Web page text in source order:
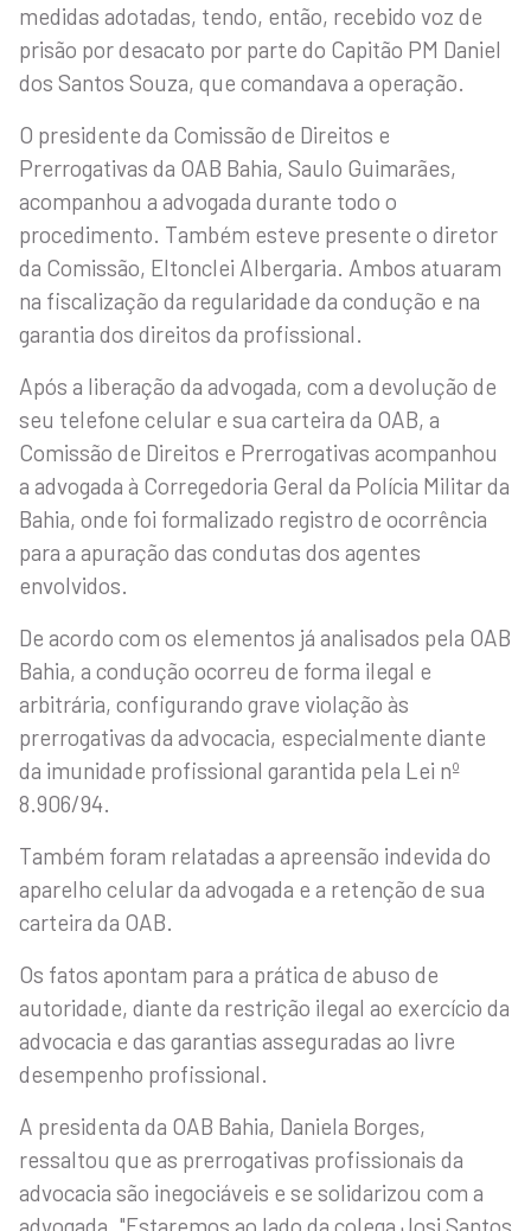
medidas adotadas, tendo, então, recebido voz de
prisão por desacato por parte do Capitão PM Daniel
dos Santos Souza, que comandava a operação.
O presidente da Comissão de Direitos e
Prerrogativas da OAB Bahia, Saulo Guimarães,
acompanhou a advogada durante todo o
procedimento. Também esteve presente o diretor
da Comissão, Eltonclei Albergaria. Ambos atuaram
na fiscalização da regularidade da condução e na
garantia dos direitos da profissional.
Após a liberação da advogada, com a devolução de
seu telefone celular e sua carteira da OAB, a
Comissão de Direitos e Prerrogativas acompanhou
a advogada à Corregedoria Geral da Polícia Militar da
Bahia, onde foi formalizado registro de ocorrência
para a apuração das condutas dos agentes
envolvidos.
De acordo com os elementos já analisados pela OAB
Bahia, a condução ocorreu de forma ilegal e
arbitrária, configurando grave violação às
prerrogativas da advocacia, especialmente diante
da imunidade profissional garantida pela Lei nº
8.906/94.
Também foram relatadas a apreensão indevida do
aparelho celular da advogada e a retenção de sua
carteira da OAB.
Os fatos apontam para a prática de abuso de
autoridade, diante da restrição ilegal ao exercício da
advocacia e das garantias asseguradas ao livre
desempenho profissional.
A presidenta da OAB Bahia, Daniela Borges,
ressaltou que as prerrogativas profissionais da
advocacia são inegociáveis e se solidarizou com a
advogada. "Estaremos ao lado da colega Josi Santos